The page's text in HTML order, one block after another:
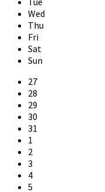
Wed
Thu
Fri
Sat
Sun
Skip
calendar
days
27
28
29
30
31
1
2
3
4
5